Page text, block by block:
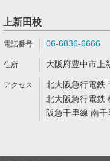
上新田校
06-6836-6666
大阪府豊中市上
北大阪急行電鉄
北大阪急行電鉄
阪急千里線 南